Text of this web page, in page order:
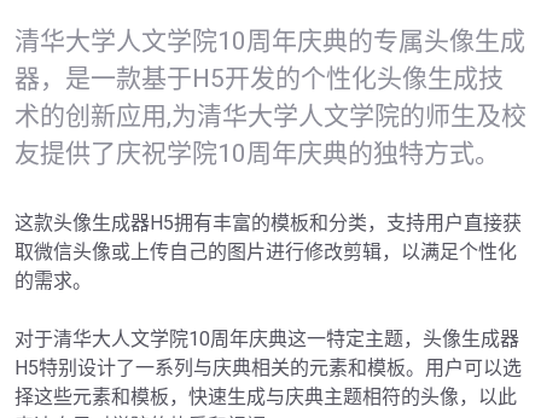
清华大学人文学院10周年庆典的专属头像生成
器，是一款基于H5开发的个性化头像生成技
术的创新应用,为清华大学人文学院的师生及校
友提供了庆祝学院10周年庆典的独特方式。
这款头像生成器H5拥有丰富的模板和分类，支持用户直接获
取微信头像或上传自己的图片进行修改剪辑，以满足个性化
的需求。
对于清华大人文学院10周年庆典这一特定主题，头像生成器
H5特别设计了一系列与庆典相关的元素和模板。用户可以选
择这些元素和模板，快速生成与庆典主题相符的头像，以此